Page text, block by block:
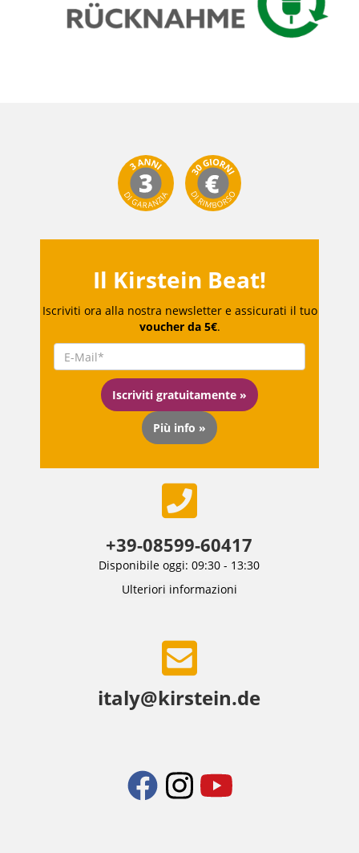
Il Kirstein Beat!
Iscriviti ora alla nostra newsletter e assicurati il tuo
voucher da 5€.
Iscriviti gratuitamente »
Più info »
+39-08599-60417
Disponibile oggi: 09:30 - 13:30
Ulteriori informazioni
italy@kirstein.de